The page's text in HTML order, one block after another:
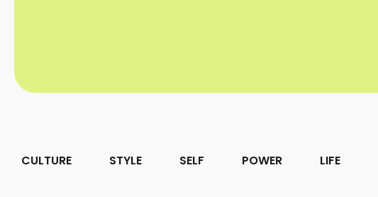
CULTURE STYLE SELF POWER LIFE